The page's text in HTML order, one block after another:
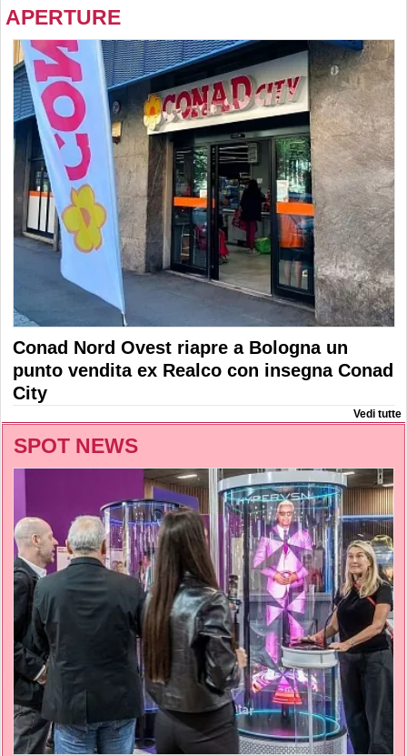
APERTURE
Conad Nord Ovest riapre a Bologna un
punto vendita ex Realco con insegna Conad
City
Vedi tutte
SPOT NEWS